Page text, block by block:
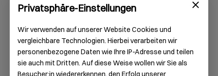
Uhrzeit der Serveranfrage
IP-Adresse
Eine Zusammenführung dieser Daten mit anderen
Datenquellen wird nicht vorgenommen.
Privatsphäre-Einstellungen
Wir verwenden auf unserer Website Cookies und
vergleichbare Technologien. Hierbei verarbeiten wir
personenbezogene Daten wie Ihre IP-Adresse und teilen
sie auch mit Dritten. Auf diese Weise wollen wir Sie als
Besucher:in wiedererkennen, den Erfolg unserer